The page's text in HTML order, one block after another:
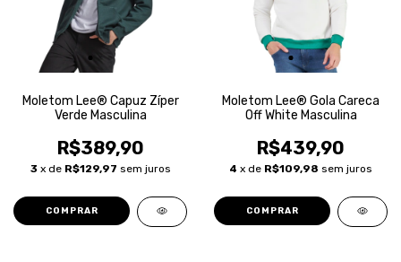
Moletom Lee® Capuz Zíper
Verde Masculina
R$389,90
3 x de R$129,97 sem juros
COMPRAR
Moletom Lee® Gola Careca
Off White Masculina
R$439,90
4 x de R$109,98 sem juros
COMPRAR